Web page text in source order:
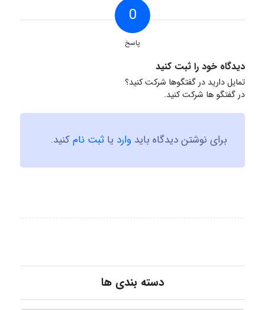
0
پاسخ
دیدگاه خود را ثبت کنید
تمایل دارید در گفتگوها شرکت کنید؟
در گفتگو ها شرکت کنید.
برای نوشتن دیدگاه باید وارد یا ثبت نامکنید.
دسته بندی ها